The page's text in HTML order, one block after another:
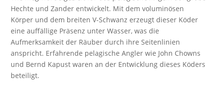
Menge
Hechte und Zander entwickelt. Mit dem voluminösen
Körper und dem breiten V-Schwanz erzeugt dieser Köder
eine auffällige Präsenz unter Wasser, was die
Aufmerksamkeit der Räuber durch ihre Seitenlinien
anspricht. Erfahrende pelagische Angler wie John Chowns
und Bernd Kapust waren an der Entwicklung dieses Köders
beteiligt.